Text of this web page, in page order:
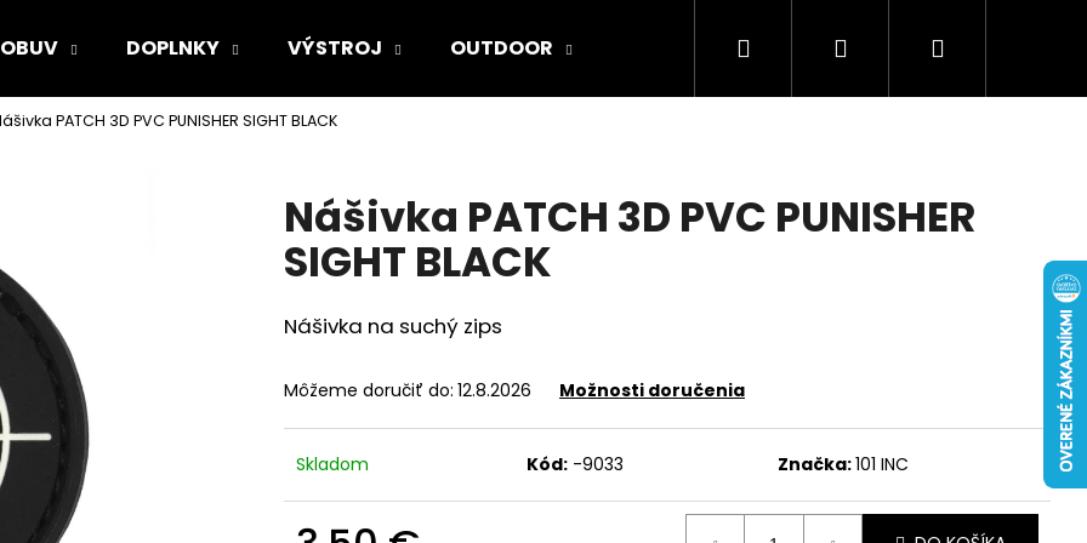
OBUV DOPLNKY VÝSTROJ OUTDOOR ARMY ORIGINAL Kamenná predajňa
Hľadať PrihlásenieNákupný
PATCH 3D PVC PUNISHER SIGHT BLACK
Nášivka PATCH 3D PVC PUNISHER
SIGHT BLACK
Nášivka na suchý zips
Môžeme doručiť do: 12.8.2026 Možnosti doručenia
Skladom Kód: -9033 Značka:101 INC
Čo potrebujete nájsť?
HĽADAŤ